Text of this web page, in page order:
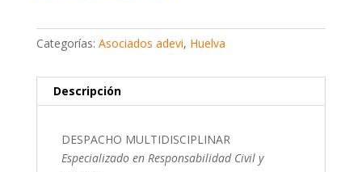
Categorías: Asociados adevi, Huelva
Descripción
DESPACHO MULTIDISCIPLINAR
Especializado en Responsabilidad Civil y